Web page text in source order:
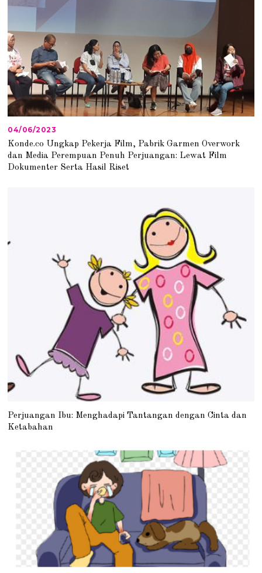
04/06/2023
/
0
6
Konde.co Ungkap Pekerja Film, Pabrik Garmen Overwork
dan Media Perempuan Penuh Perjuangan: Lewat Film
Dokumenter Serta Hasil Riset
Perjuangan Ibu: Menghadapi Tantangan dengan Cinta dan
Ketabahan